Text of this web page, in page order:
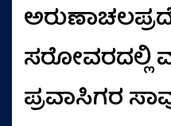
ಸರೋವರದಲ್ಲಿ
ಪ್ರವಾಸಿಗರ